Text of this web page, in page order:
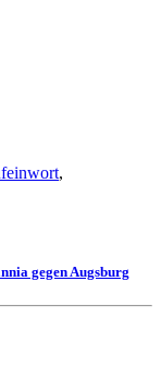
,
gegen Augsburg